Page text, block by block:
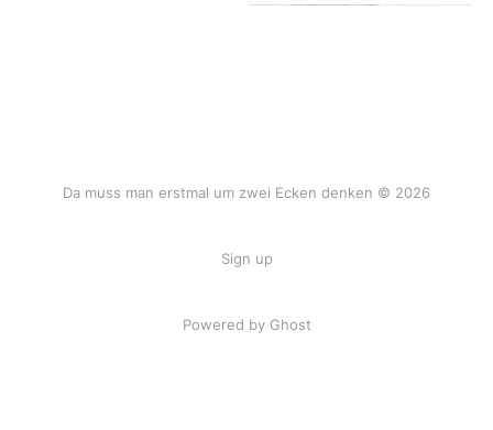
Da muss man erstmal um zwei Ecken denken © 2026
Sign up
Powered by Ghost